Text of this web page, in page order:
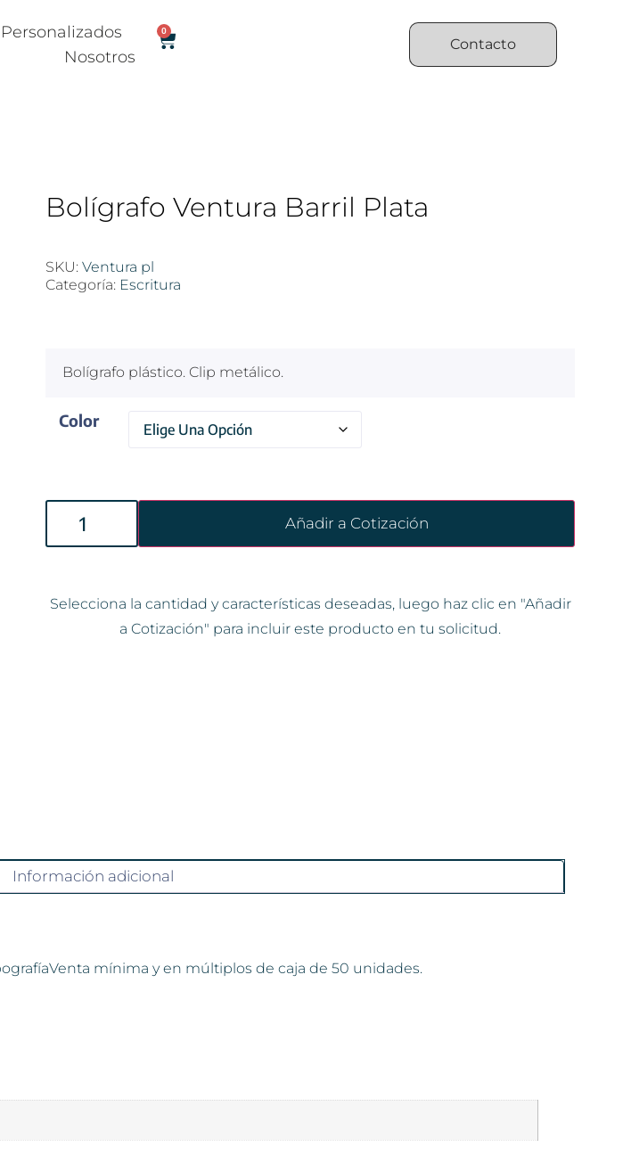
Personalizados
Nosotros
0
Contacto
Bolígrafo Ventura Barril Plata
SKU: Ventura pl
Categoría: Escritura
Bolígrafo plástico. Clip metálico.
Color
Añadir a Cotización
Selecciona la cantidad y características deseadas, luego haz clic en "Añadir
a Cotización" para incluir este producto en tu solicitud.
Información adicional
mínima y en múltiplos de caja de 50 unidades.